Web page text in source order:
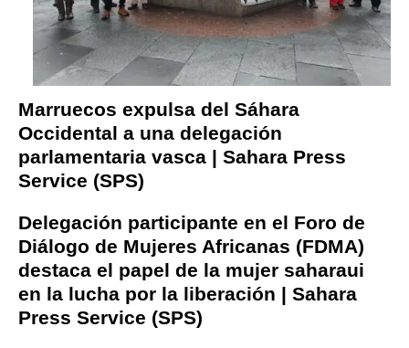
Marruecos expulsa del Sáhara
Occidental a una delegación
parlamentaria vasca | Sahara Press
Service (SPS)
Delegación participante en el Foro de
Diálogo de Mujeres Africanas (FDMA)
destaca el papel de la mujer saharaui
en la lucha por la liberación | Sahara
Press Service (SPS)